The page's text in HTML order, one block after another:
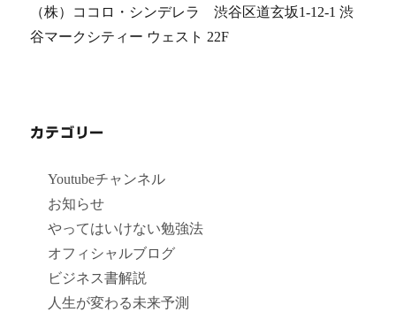
（株）ココロ・シンデレラ 渋谷区道玄坂1-12-1 渋
谷マークシティー ウェスト 22F
カテゴリー
Youtubeチャンネル
お知らせ
やってはいけない勉強法
オフィシャルブログ
ビジネス書解説
人生が変わる未来予測